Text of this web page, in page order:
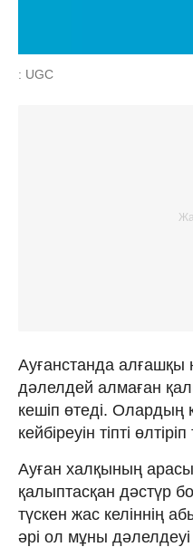
: UGC
Ауғанстанда алғашқы
дәлелдей алмаған
кешіп өтеді. Олардың
кейбіреуін тіпті
Ауған халқының
қалыптасқан дәстүр
түскен жас келіннің
әрі ол мұны дәлелдеуі